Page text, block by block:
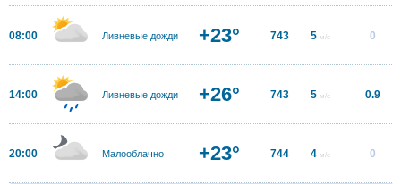
08:00 Ливневые дожди +23° 743 5 м/с 0
14:00 Ливневые дожди +26° 743 5 м/с 0.9
20:00 Малооблачно +23° 744 4 м/с 0